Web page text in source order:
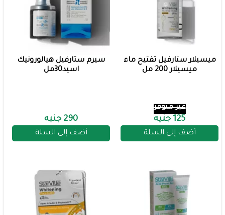
ميسيلار ستارفيل تفتيح ماء
ميسيلار 200 مل
غير متوفر
125 جنيه
أضف إلى السلة
سيرم ستارفيل هيالورونيك
اسيد30مل
290 جنيه
أضف إلى السلة